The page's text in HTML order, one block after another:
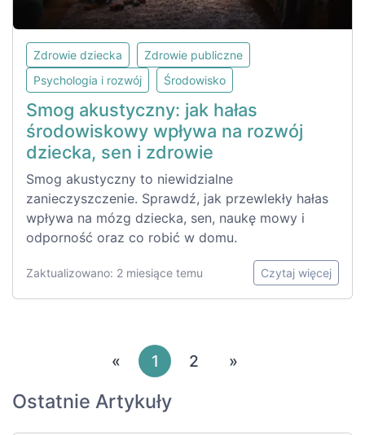
Zdrowie dziecka
Zdrowie publiczne
Psychologia i rozwój
Środowisko
Smog akustyczny: jak hałas
środowiskowy wpływa na rozwój
dziecka, sen i zdrowie
Smog akustyczny to niewidzialne
zanieczyszczenie. Sprawdź, jak przewlekły hałas
wpływa na mózg dziecka, sen, naukę mowy i
odporność oraz co robić w domu.
Zaktualizowano: 2 miesiące temu Czytaj więcej
« 1 2 »
Ostatnie Artykuły